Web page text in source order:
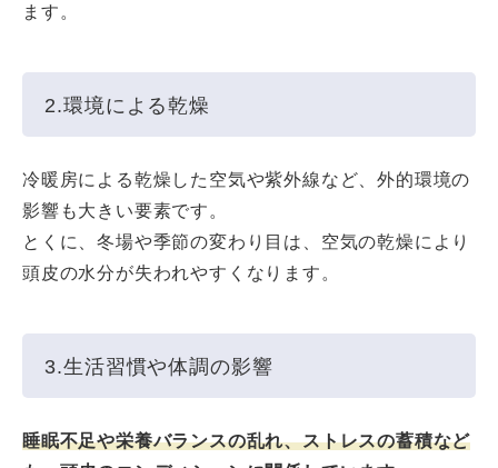
ます。
2.環境による乾燥
冷暖房による乾燥した空気や紫外線など、外的環境の
影響も大きい要素です。
とくに、冬場や季節の変わり目は、空気の乾燥により
頭皮の水分が失われやすくなります。
3.生活習慣や体調の影響
睡眠不足や栄養バランスの乱れ、ストレスの蓄積など